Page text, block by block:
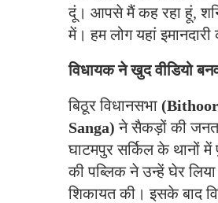
दूं। आपसे मैं कह रहा हूं,
में। हम लोग यहां
विधायक ने खुद वीडियो
बिठूर विधानसभा
Sanga)ने सैकड़ों की
घाटमपुर सर्किल के थानों
की पब्लिक ने उन्हें घेर
शिकायत की। इसके बाद